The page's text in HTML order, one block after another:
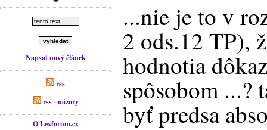
Napsat nový článek
rss
rss - názory
O Lexforum.cz
...nie je to v
2 ods.12 TP),
hodnotia
spôsobom ...?
byť predsa